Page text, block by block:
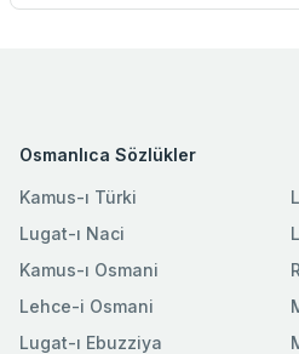
Osmanlıca Sözlükler
Kamus-ı Türki
Lugat-ı Naci
Kamus-ı Osmani
Lehce-i Osmani
Lugat-ı Ebuzziya